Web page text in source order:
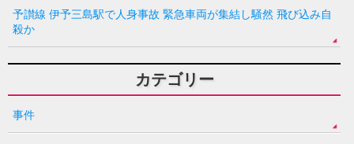
予讃線 伊予三島駅で人身事故 緊急車両が集結し騒然 飛び込み自
殺か
カテゴリー
事件